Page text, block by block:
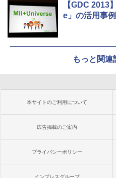
【GDC 2013
e」の活用事
もっと関連
本サイトのご利用について
広告掲載のご案内
プライバシーポリシー